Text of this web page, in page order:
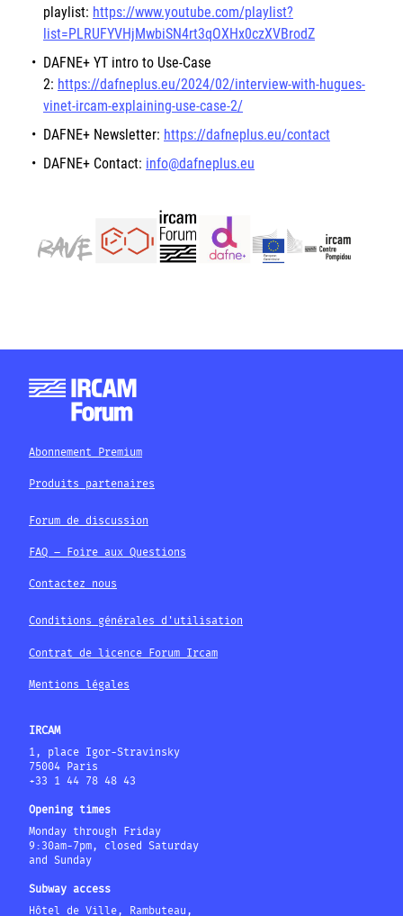
playlist: https://www.youtube.com/playlist?
list=PLRUFYVHjMwbiSN4rt3qOXHx0czXVBrodZ
DAFNE+ YT intro to Use-Case
2: https://dafneplus.eu/2024/02/interview-with-hugues-
vinet-ircam-explaining-use-case-2/
DAFNE+ Newsletter: https://dafneplus.eu/contact
DAFNE+ Contact: info@dafneplus.eu
Abonnement Premium
Produits partenaires
Forum de discussion
FAQ – Foire aux Questions
Contactez nous
Conditions générales d'utilisation
Contrat de licence Forum Ircam
Mentions légales
IRCAM
1, place Igor-Stravinsky
75004 Paris
+33 1 44 78 48 43
Opening times
Monday through Friday
9:30am-7pm, closed Saturday
and Sunday
Subway access
Hôtel de Ville, Rambuteau,